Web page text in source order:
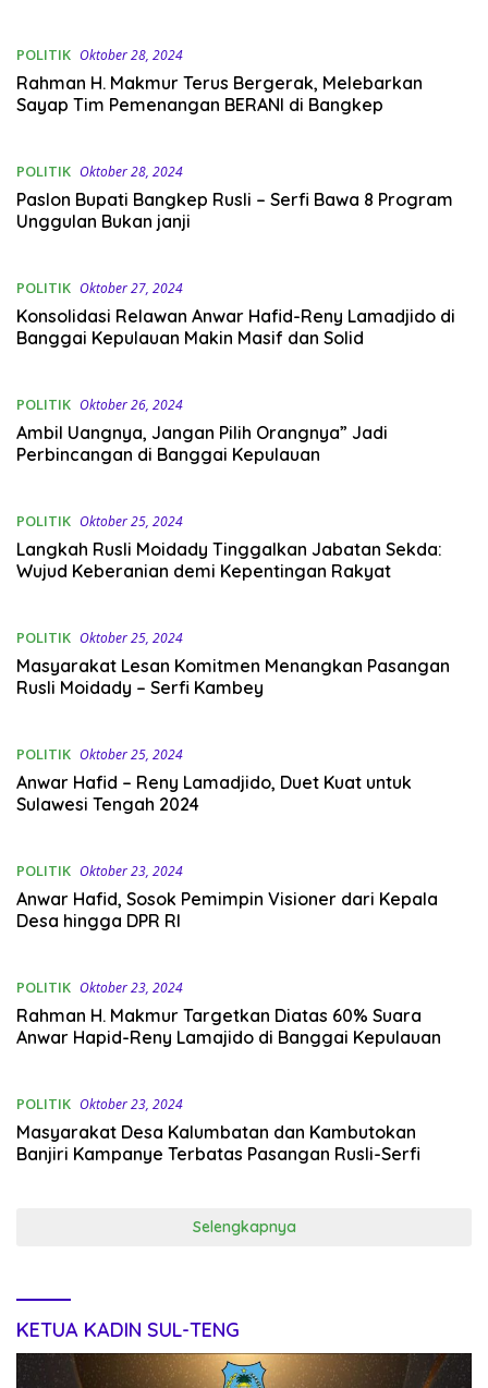
POLITIK Oktober 28, 2024
Rahman H. Makmur Terus Bergerak, Melebarkan
Sayap Tim Pemenangan BERANI di Bangkep
POLITIK Oktober 28, 2024
Paslon Bupati Bangkep Rusli – Serfi Bawa 8 Program
Unggulan Bukan janji
POLITIK Oktober 27, 2024
Konsolidasi Relawan Anwar Hafid-Reny Lamadjido di
Banggai Kepulauan Makin Masif dan Solid
POLITIK Oktober 26, 2024
Ambil Uangnya, Jangan Pilih Orangnya” Jadi
Perbincangan di Banggai Kepulauan
POLITIK Oktober 25, 2024
Langkah Rusli Moidady Tinggalkan Jabatan Sekda:
Wujud Keberanian demi Kepentingan Rakyat
POLITIK Oktober 25, 2024
Masyarakat Lesan Komitmen Menangkan Pasangan
Rusli Moidady – Serfi Kambey
POLITIK Oktober 25, 2024
Anwar Hafid – Reny Lamadjido, Duet Kuat untuk
Sulawesi Tengah 2024
POLITIK Oktober 23, 2024
Anwar Hafid, Sosok Pemimpin Visioner dari Kepala
Desa hingga DPR RI
POLITIK Oktober 23, 2024
Rahman H. Makmur Targetkan Diatas 60% Suara
Anwar Hapid-Reny Lamajido di Banggai Kepulauan
POLITIK Oktober 23, 2024
Masyarakat Desa Kalumbatan dan Kambutokan
Banjiri Kampanye Terbatas Pasangan Rusli-Serfi
Selengkapnya
KETUA KADIN SUL-TENG